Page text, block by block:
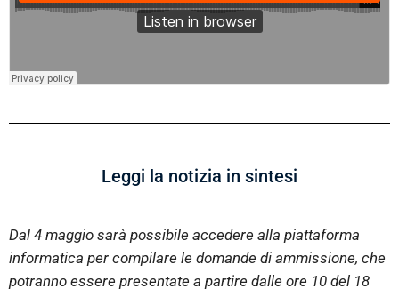
Leggi la notizia in sintesi
Dal 4 maggio sarà possibile accedere alla piattaforma
informatica per compilare le domande di ammissione, che
potranno essere presentate a partire dalle ore 10 del 18